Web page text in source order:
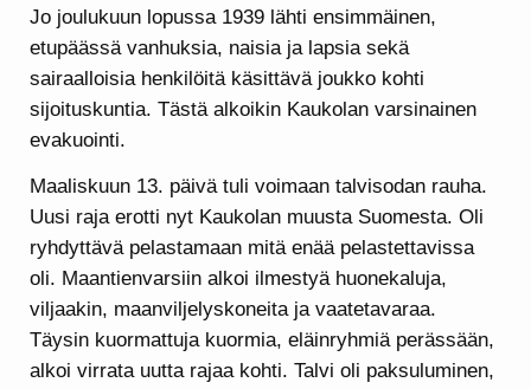
Jo joulukuun lopussa 1939 lähti ensimmäinen,
etupäässä vanhuksia, naisia ja lapsia sekä
sairaalloisia henkilöitä käsittävä joukko kohti
sijoituskuntia. Tästä alkoikin Kaukolan varsinainen
evakuointi.
Maaliskuun 13. päivä tuli voimaan talvisodan rauha.
Uusi raja erotti nyt Kaukolan muusta Suomesta. Oli
ryhdyttävä pelastamaan mitä enää pelastettavissa
oli. Maantienvarsiin alkoi ilmestyä huonekaluja,
viljaakin, maanviljelyskoneita ja vaatetavaraa.
Täysin kuormattuja kuormia, eläinryhmiä perässään,
alkoi virrata uutta rajaa kohti. Talvi oli paksuluminen,